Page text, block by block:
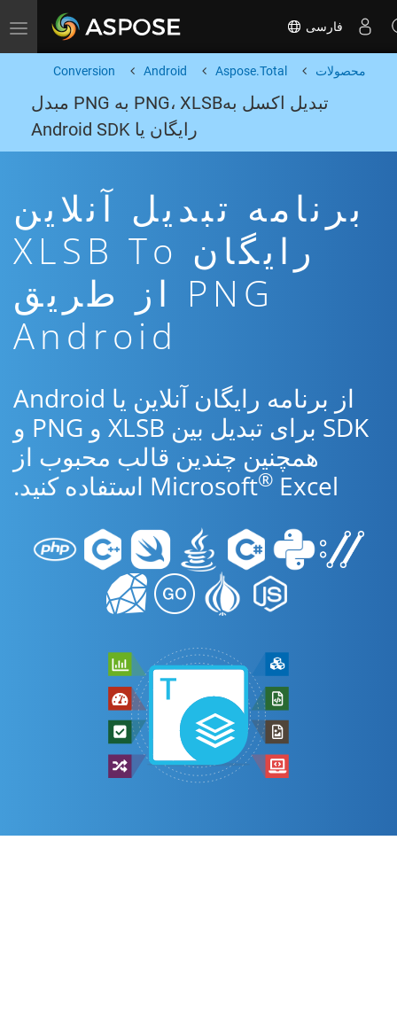
Toggle navigation فارسی
محصولات Aspose.Total
Android
Conversion
تبدیل اکسل بهPNG، XLSB به PNG مبدل
رایگان یا Android SDK
برنامه تبدیل آنلاین
رایگان XLSB To
PNG از طریق
Android
از برنامه رایگان آنلاین یا Android
SDK برای تبدیل بین XLSB و PNG و
همچنین چندین قالب محبوب از
Microsoft® Excel استفاده کنید.